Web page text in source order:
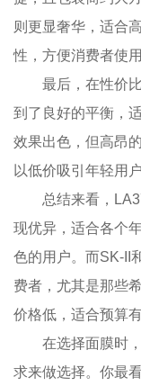
则更显奢华，适合
性，方便消费者使用
最后，在性价比
到了良好的平衡，
效果出色，但高昂
以低价吸引年轻用户
总结来看，
现优异，适合各个
色的用户。而SK-II
费者，尤其是那些
价格低，适合预算
在选择面膜时，
求来做选择。你最